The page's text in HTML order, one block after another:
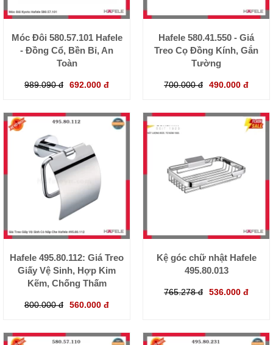
Móc Đôi 580.57.101 Hafele
- Đồng Cổ, Bền Bỉ, An
Toàn
989.090 đ 692.000 đ
Hafele 580.41.550 - Giá
Treo Cọ Đồng Kính, Gắn
Tường
700.000 đ 490.000 đ
Hafele 495.80.112: Giá Treo
Giấy Vệ Sinh, Hợp Kim
Kẽm, Chống Thấm
800.000 đ 560.000 đ
Kệ góc chữ nhật Hafele
495.80.013
765.278 đ 536.000 đ